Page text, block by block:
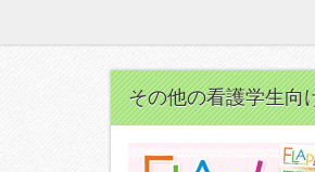
その他の看護学生向